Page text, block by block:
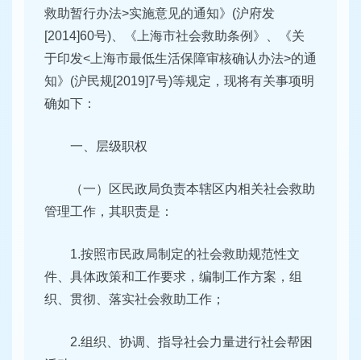
救助暂行办法>实施意见的通知》(沪府发
[2014]60号)、《上海市社会救助条例》、《关
于印发<上海市最低生活保障审核确认办法>的通
知》(沪民规[2019]7号)等规定，现将有关事项明
确如下：
一、层级职权
（一）区民政局负责本辖区内相关社会救助
管理工作，其职责是：
1.按照市民政局制定的社会救助规范性文
件、具体政策和工作要求，编制工作方案，组
织、贯彻、落实社会救助工作；
2.组织、协调、指导社会力量进行社会帮困